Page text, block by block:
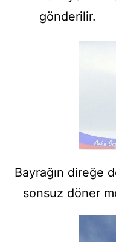
gönderilir.
Bayrağın direğe
sonsuz döner